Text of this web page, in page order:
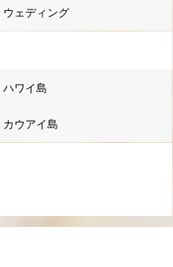
ウェディング
ハワイ島
カウアイ島